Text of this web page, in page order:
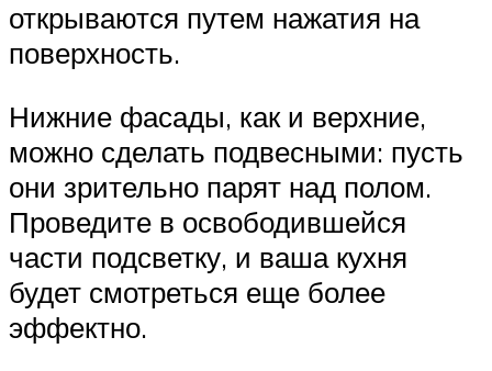
открываются путем нажатия на
поверхность.
Нижние фасады, как и верхние,
можно сделать подвесными: пусть
они зрительно парят над полом.
Проведите в освободившейся
части подсветку, и ваша кухня
будет смотреться еще более
эффектно.